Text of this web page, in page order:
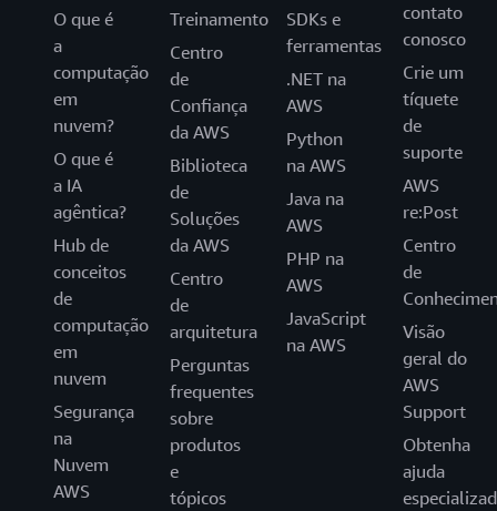
O que é
a
computação
em
nuvem?
O que é
a IA
agêntica?
Hub de
conceitos
de
computação
em
nuvem
Segurança
na
Nuvem
AWS
Treinamento
Centro
de
Confiança
da AWS
Biblioteca
de
Soluções
da AWS
Centro
de
arquitetura
Perguntas
frequentes
sobre
produtos
e
tópicos
SDKs e
ferramentas
.NET na
AWS
Python
na AWS
Java na
AWS
PHP na
AWS
JavaScript
na AWS
contato
conosco
Crie um
tíquete
de
suporte
AWS
re:Post
Centro
de
Visão
geral do
AWS
Support
Obtenha
ajuda